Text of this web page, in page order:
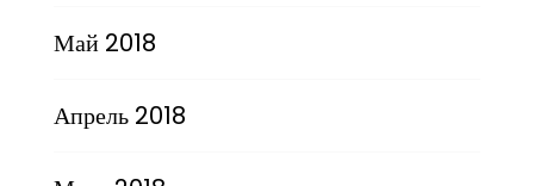
Май 2018
Апрель 2018